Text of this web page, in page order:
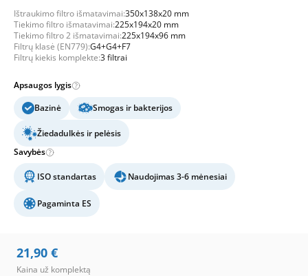
Ištraukimo filtro išmatavimai:350x138x20 mm
Tiekimo filtro išmatavimai:225x194x20 mm
Tiekimo filtro 2 išmatavimai:225x194x96 mm
Filtrų klasė (EN779):G4+G4+F7
Filtrų kiekis komplekte:3 filtrai
Apsaugos lygis
Bazinė
Smogas ir bakterijos
Žiedadulkės ir pelėsis
Savybės
ISO standartas Naudojimas 3-6 mėnesiai
Pagaminta ES
21,90 €
Kaina už komplektą